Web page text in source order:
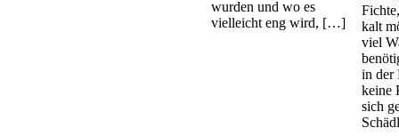
wurden und wo es
vielleicht eng wird, […]
kalt
viel
in der
keine
sich